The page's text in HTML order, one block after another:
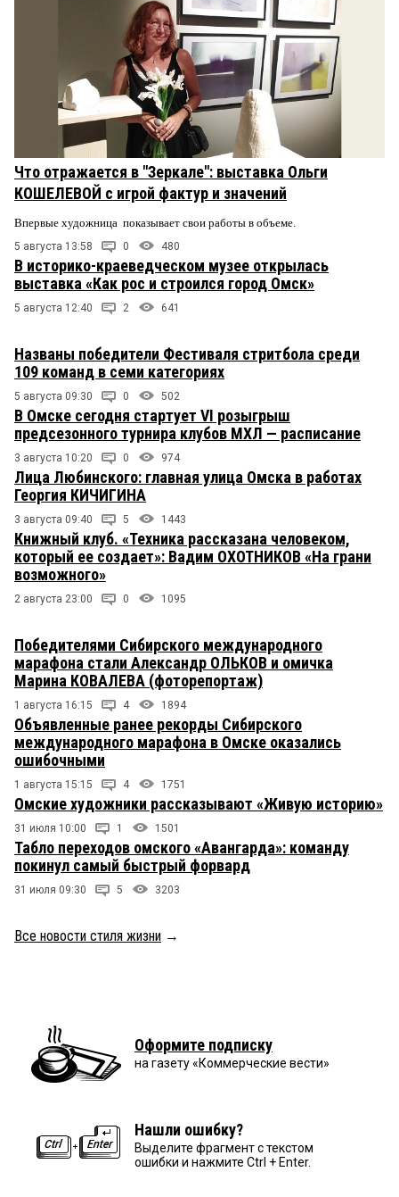
Что отражается в "Зеркале": выставка Ольги
КОШЕЛЕВОЙ с игрой фактур и значений
Впервые художница показывает свои работы в объеме.
5 августа 13:58 0 480
В историко-краеведческом музее открылась
выставка «Как рос и строился город Омск»
5 августа 12:40 2 641
Названы победители Фестиваля стритбола среди
109 команд в семи категориях
5 августа 09:30 0 502
В Омске сегодня стартует VI розыгрыш
предсезонного турнира клубов МХЛ — расписание
3 августа 10:20 0 974
Лица Любинского: главная улица Омска в работах
Георгия КИЧИГИНА
3 августа 09:40 5 1443
Книжный клуб. «Техника рассказана человеком,
который ее создает»: Вадим ОХОТНИКОВ «На грани
возможного»
2 августа 23:00 0 1095
Победителями Сибирского международного
марафона стали Александр ОЛЬКОВ и омичка
Марина КОВАЛЕВА (фоторепортаж)
1 августа 16:15 4 1894
Объявленные ранее рекорды Сибирского
международного марафона в Омске оказались
ошибочными
1 августа 15:15 4 1751
Омские художники рассказывают «Живую историю»
31 июля 10:00 1 1501
Табло переходов омского «Авангарда»: команду
покинул самый быстрый форвард
31 июля 09:30 5 3203
Все новости стиля жизни →
Оформите подписку
на газету «Коммерческие вести»
Нашли ошибку?
Выделите фрагмент с текстом
ошибки и нажмите Ctrl + Enter.